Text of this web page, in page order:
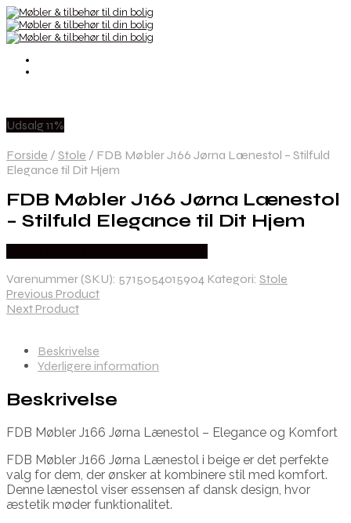
Udsalg 11%
Forside / Stole / FDB Møbler J166 Jørna Lænestol – Stilfuld
Elegance til Dit Hjem
FDB Møbler J166 Jørna Lænestol
– Stilfuld Elegance til Dit Hjem
Varenummer (SKU): 5715054015904 Kategori: Stole
Previous Product
Next Product
Beskrivelse
Yderligere information
Beskrivelse
FDB Møbler J166 Jørna Lænestol – Elegance og Komfort
FDB Møbler J166 Jørna Lænestol i beige er det perfekte
valg for dem, der ønsker at kombinere stil med komfort.
Denne lænestol viser essensen af dansk design, hvor
æstetik møder funktionalitet.